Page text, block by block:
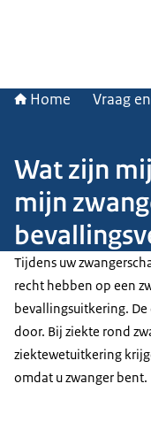
Home Vraag
Wat zijn
mijn
Tijdens uw
recht hebben op een
bevallingsuitkering.
door. Bij ziekte rond
ziektewetuitkering
omdat u zwanger bent.